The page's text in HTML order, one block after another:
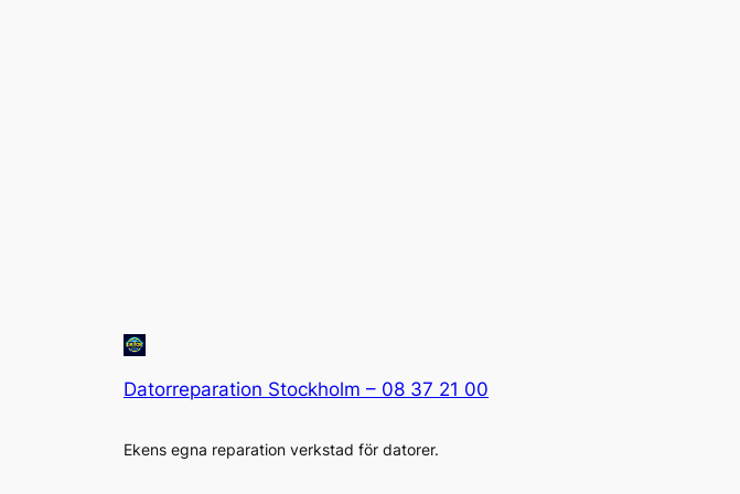
Datorreparation Stockholm – 08 37 21 00
Ekens egna reparation verkstad för datorer.